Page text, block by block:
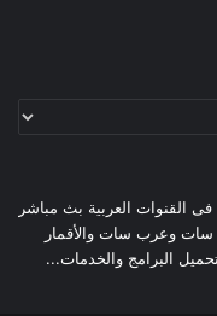
القنوات العربية بث مباشر
سات وعرب سات والأقمار
البرامج والخدمات...